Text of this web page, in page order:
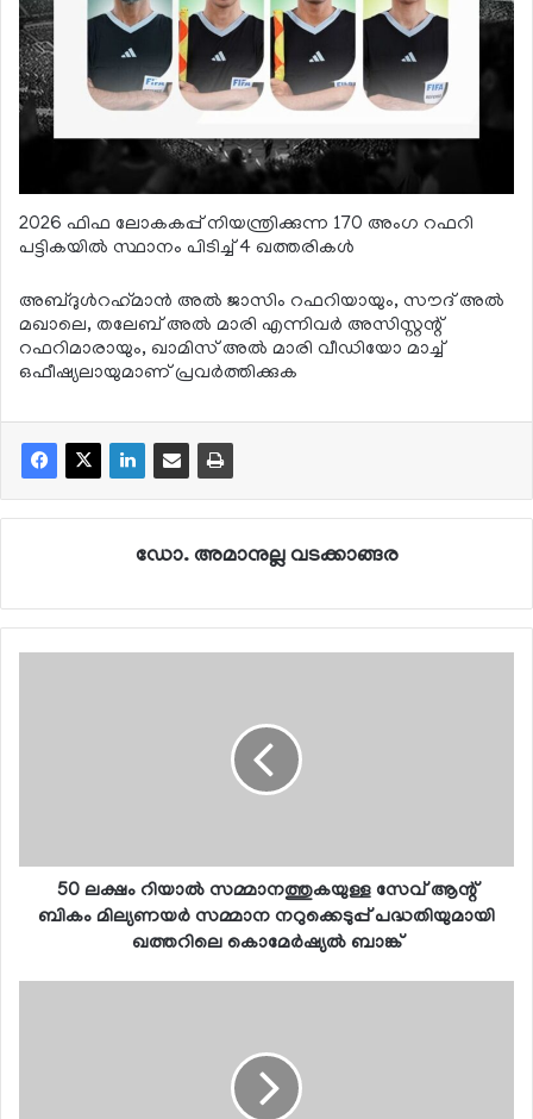
2026 ഫിഫ ലോകകപ്പ് നിയന്ത്രിക്കുന്ന 170 അംഗ റഫറി
പട്ടികയില്‍ സ്ഥാനം പിടിച്ച് 4 ഖത്തരികള്‍
അബ്ദുള്‍റഹ്‌മാന്‍ അല്‍ ജാസിം റഫറിയായും, സൗദ് അല്‍
മഖാലെ, തലേബ് അല്‍ മാരി എന്നിവര്‍ അസിസ്റ്റന്റ്
റഫറിമാരായും, ഖാമിസ് അല്‍ മാരി വീഡിയോ മാച്ച്
ഒഫീഷ്യലായുമാണ് പ്രവര്‍ത്തിക്കുക
ഡോ. അമാനുല്ല വടക്കാങ്ങര
50 ലക്ഷം റിയാല്‍ സമ്മാനത്തുകയുള്ള സേവ് ആന്റ്
ബികം മില്യണയര്‍ സമ്മാന നറുക്കെടുപ്പ് പദ്ധതിയുമായി
ഖത്തറിലെ കൊമേര്‍ഷ്യല്‍ ബാങ്ക്